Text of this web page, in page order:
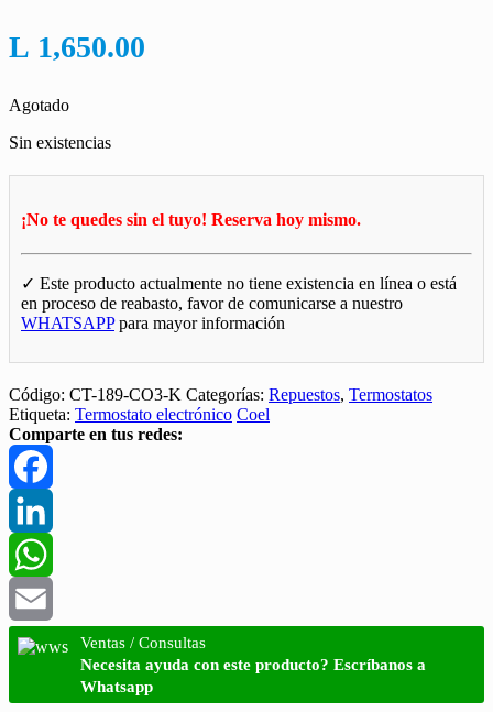
L 1,650.00
Agotado
Sin existencias
¡No te quedes sin el tuyo! Reserva hoy mismo.
✓ Este producto actualmente no tiene existencia en línea o está
en proceso de reabasto, favor de comunicarse a nuestro
WHATSAPPpara mayor información
Código: CT-189-CO3-K Categorías: Repuestos, Termostatos
Etiqueta: Termostato electrónico Coel
Comparte en tus redes:
Facebook
LinkedIn
WhatsApp
Email
Ventas / Consultas
Necesita ayuda con este producto? Escríbanos a
Whatsapp